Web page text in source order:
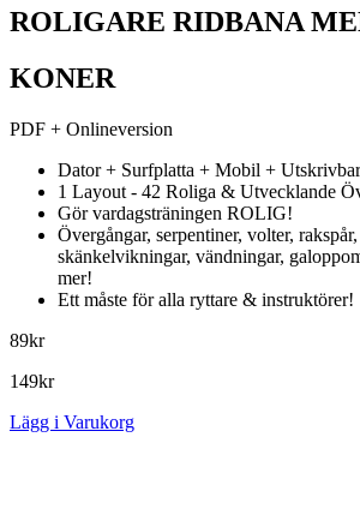
ROLIGARE RIDBANA
KONER
PDF + Onlineversion
Dator + Surfplatta + Mobil + Utskrivbar
1 Layout - 42 Roliga & Utvecklande
Gör vardagsträningen ROLIG!
Övergångar, serpentiner, volter,
skänkelvikningar, vändningar,
mer!
Ett måste för alla ryttare & instruktörer!
89kr
149kr
Lägg i Varukorg